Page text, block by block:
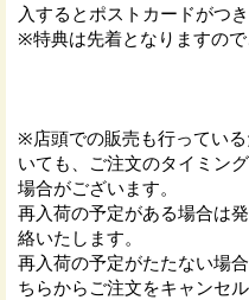
入するとポストカードがつき
※特典は先着となりますので
※店頭での販売も行ってい
いても、ご注文のタイミン
場合がございます。
再入荷の予定がある場合は
絡いたします。
再入荷の予定がたたない場
ちらからご注文をキャンセ